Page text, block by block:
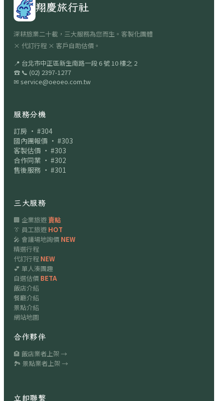
翔慶旅行社
深耕旅業二十載，三大服務為您而生。客製化團體
× 代訂行程 × 客戶自助估價。
📍 台北市中正區新生南路一段 6 號 10 樓之 2
☎ 📞 (02) 2397-1277
✉ service@oeoeo.com.tw
服務分機
訂房 · #304
國內團報價 · #303
客製估價 · #303
合作同業 · #302
售後服務 · #301
三大服務
🏢 企業旅遊賣點
👔 員工旅遊 HOT
🎤 會議場地詢價 NEW
精選行程
代訂行程 NEW
💕 單人湊團趣
自選估價 BETA
飯店介紹
餐廳介紹
景點介紹
網站地圖
合作夥伴
🏨 飯店業者上架 →
🏞 景點業者上架 →
立即聯繫